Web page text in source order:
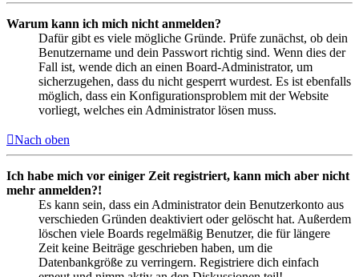
Warum kann ich mich nicht anmelden?
Dafür gibt es viele mögliche Gründe. Prüfe zunächst, ob dein
Benutzername und dein Passwort richtig sind. Wenn dies der
Fall ist, wende dich an einen Board-Administrator, um
sicherzugehen, dass du nicht gesperrt wurdest. Es ist ebenfalls
möglich, dass ein Konfigurationsproblem mit der Website
vorliegt, welches ein Administrator lösen muss.
Nach oben
Ich habe mich vor einiger Zeit registriert, kann mich aber nicht
mehr anmelden?!
Es kann sein, dass ein Administrator dein Benutzerkonto aus
verschieden Gründen deaktiviert oder gelöscht hat. Außerdem
löschen viele Boards regelmäßig Benutzer, die für längere
Zeit keine Beiträge geschrieben haben, um die
Datenbankgröße zu verringern. Registriere dich einfach